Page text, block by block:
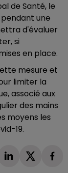
de Santé, le
une
d'évaluer
si
en place.
mesure et
limiter la
associé aux
des mains
moyens les
19.